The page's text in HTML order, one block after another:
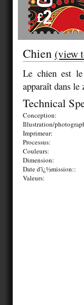
Chien (view
Le chien est
apparaît dans
Technical
Conception:
Illustration/
Imprimeur:
Processus:
Couleurs:
Dimension:
Date d'ï¿½mission::
Valeurs: